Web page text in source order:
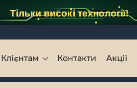
Тільки високі технології!
Клієнтам Контакти Акції